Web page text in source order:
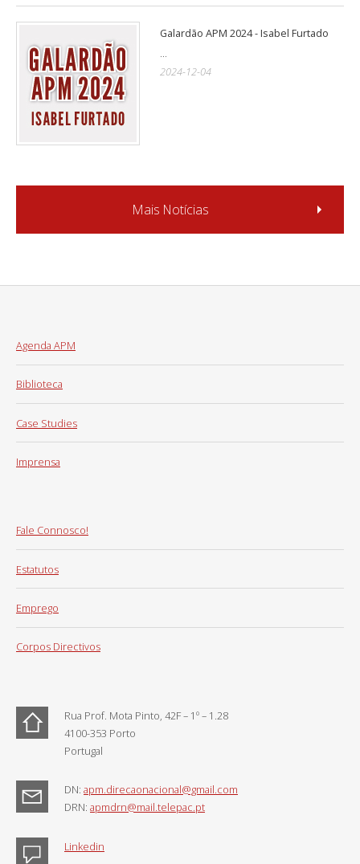
Galardão APM 2024 - Isabel Furtado
...
2024-12-04
Mais Notícias
Agenda APM
Biblioteca
Case Studies
Imprensa
Fale Connosco!
Estatutos
Emprego
Corpos Directivos
Rua Prof. Mota Pinto, 42F – 1º – 1.28
4100-353 Porto
Portugal
DN: apm.direcaonacional@gmail.com
DRN: apmdrn@mail.telepac.pt
Linkedin